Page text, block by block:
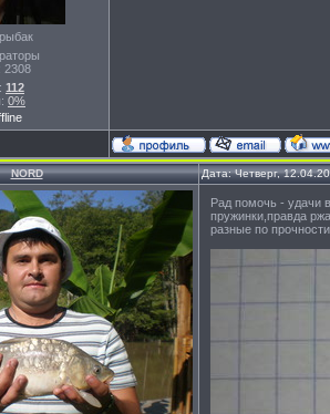
2308
112
0%
NORD Дата: Четверг,
Рад помочь - удачи
пружинки,правда
разные по